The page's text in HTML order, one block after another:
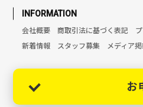
INFORMATION
会社概要 商取引法に基づく表記
新着情報
スタッフ募集 メディア
お